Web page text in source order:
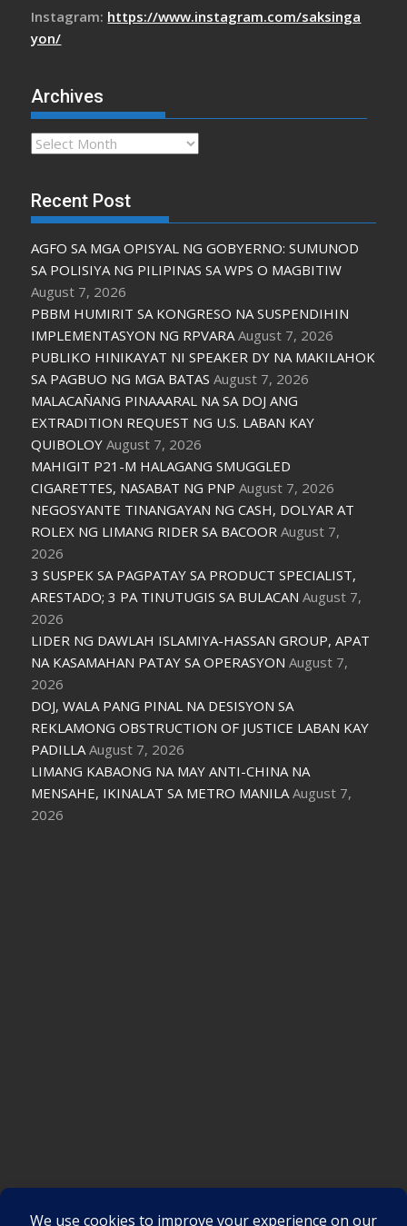
Instagram: https://www.instagram.com/saksinga
yon/
Archives
Archives
Recent Post
AGFO SA MGA OPISYAL NG GOBYERNO: SUMUNOD
SA POLISIYA NG PILIPINAS SA WPS O MAGBITIW
August 7, 2026
PBBM HUMIRIT SA KONGRESO NA SUSPENDIHIN
IMPLEMENTASYON NG RPVARA August 7, 2026
PUBLIKO HINIKAYAT NI SPEAKER DY NA MAKILAHOK
SA PAGBUO NG MGA BATAS August 7, 2026
MALACAÑANG PINAAARAL NA SA DOJ ANG
EXTRADITION REQUEST NG U.S. LABAN KAY
QUIBOLOY August 7, 2026
MAHIGIT P21-M HALAGANG SMUGGLED
CIGARETTES, NASABAT NG PNP August 7, 2026
NEGOSYANTE TINANGAYAN NG CASH, DOLYAR AT
ROLEX NG LIMANG RIDER SA BACOOR August 7,
2026
3 SUSPEK SA PAGPATAY SA PRODUCT SPECIALIST,
ARESTADO; 3 PA TINUTUGIS SA BULACAN August 7,
2026
LIDER NG DAWLAH ISLAMIYA-HASSAN GROUP, APAT
NA KASAMAHAN PATAY SA OPERASYON August 7,
2026
DOJ, WALA PANG PINAL NA DESISYON SA
REKLAMONG OBSTRUCTION OF JUSTICE LABAN KAY
PADILLA August 7, 2026
LIMANG KABAONG NA MAY ANTI-CHINA NA
MENSAHE, IKINALAT SA METRO MANILA August 7,
2026